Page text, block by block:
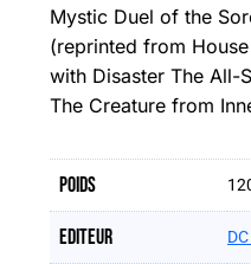
Mystic Duel of the
(reprinted from
with Disaster The All-
The Creature from
Poids
Editeur